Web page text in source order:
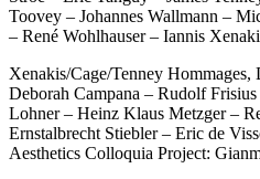
Toovey – Johannes Wallmann –
– René Wohlhauser – Iannis
Xenakis/Cage/Tenney
Deborah Campana – Rudolf
Lohner – Heinz Klaus Metzger –
Ernstalbrecht Stiebler – Eric de
Aesthetics Colloquia Project: